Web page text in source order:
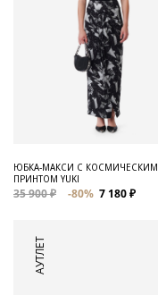
ЮБКА-МАКСИ С КОСМИЧЕСКИМ
ПРИНТОМ YUKI
35 900 ₽ -80% 7 180 ₽
АУТЛЕТ